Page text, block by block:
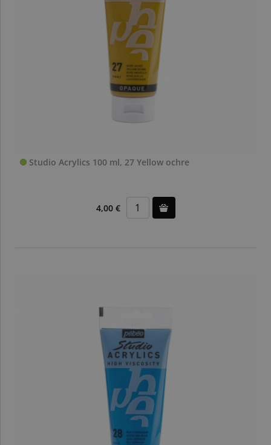
Studio Acrylics 100 ml, 27 Yellow ochre
4,00 €